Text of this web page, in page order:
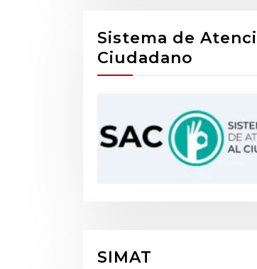
Sistema de
Ciudadano
SIMAT